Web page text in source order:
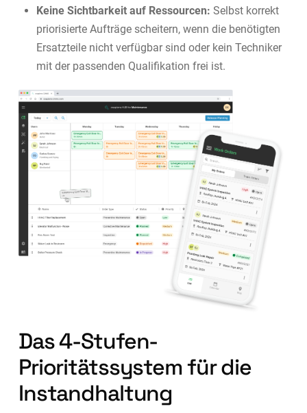
Keine Sichtbarkeit auf Ressourcen: Selbst korrekt
priorisierte Aufträge scheitern, wenn die benötigten
Ersatzteile nicht verfügbar sind oder kein Techniker
mit der passenden Qualifikation frei ist.
Das 4-Stufen-
Prioritätssystem für die
Instandhaltung